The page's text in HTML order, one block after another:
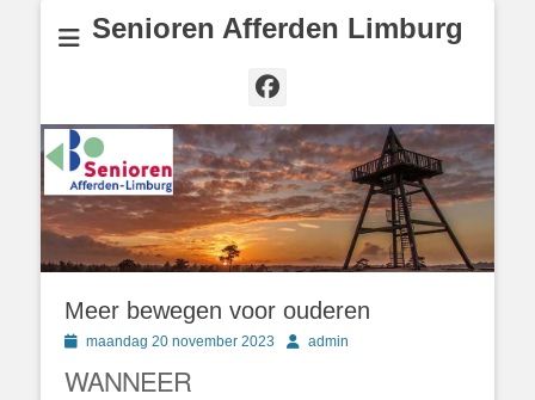
Senioren Afferden Limburg
Facebook
Meer bewegen voor ouderen
Geplaatst
maandag 20 november 2023 Authoradmin
WANNEER